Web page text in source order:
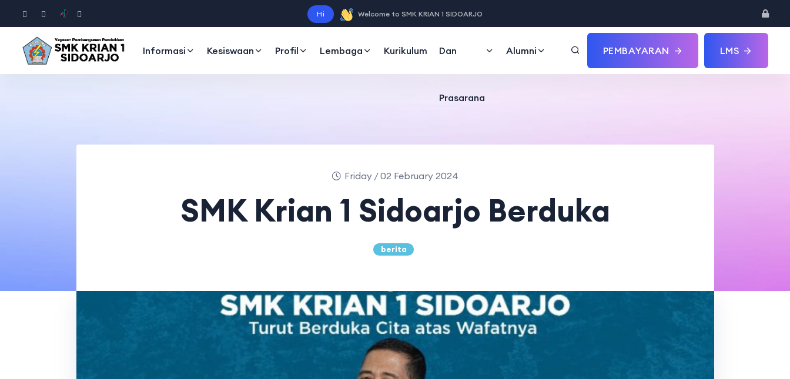
Hi Welcome to SMK KRIAN 1 SIDOARJO
Informasi Kesiswaan Profil Lembaga Kurikulum Dan
Prasarana
Alumni PEMBAYARAN LMS
Friday / 02 February 2024
SMK Krian 1 Sidoarjo Berduka
berita